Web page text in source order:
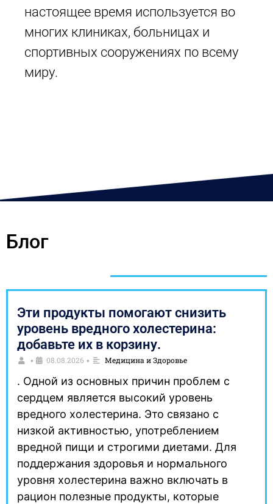
настоящее время используется во
многих клиниках, больницах и
спортивных сооружениях по всему
миру.
Блог
Эти продукты помогают снизить
уровень вредного холестерина:
добавьте их в корзину.
• 08.08.2026 • Медицина и Здоровье
. Одной из основных причин проблем с
сердцем является высокий уровень
вредного холестерина. Это связано с
низкой активностью, употреблением
вредной пищи и строгими диетами. Для
поддержания здоровья и нормального
уровня холестерина важно включать в
рацион полезные продукты, которые